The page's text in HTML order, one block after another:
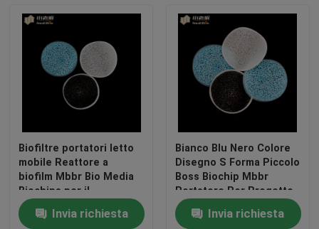
Biofiltre portatori letto
mobile Reattore a
biofilm Mbbr Bio Media
Biochips per il
trattamento dell'acqua
Invia richiesta
Bianco Blu Nero Colore
Disegno S Forma Piccolo
Boss Biochip Mbbr
Portatore Per Progetto
Acquicoltura
Invia richiesta